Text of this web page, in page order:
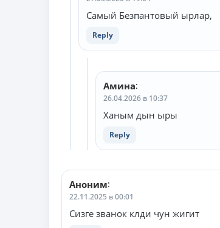
Самый Безпантовый ырлар,
Reply
Амина:
26.04.2026 в 10:37
Ханым дын ыры
Reply
Аноним:
22.11.2025 в 00:01
Сизге званок клди чун жигит